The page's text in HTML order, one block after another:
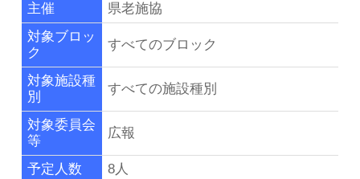
主催
県老施協
対象ブロッ
ク
すべてのブロック
対象施設種
別
すべての施設種別
対象委員会
等
広報
予定人数
8人
リンク集
群馬県老施協について
施設のご利用案内
事務局連絡先・所在地